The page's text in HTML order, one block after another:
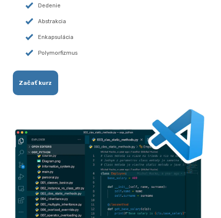
Dedenie
Abstrakcia
Enkapsulácia
Polymorfizmus
Začať kurz